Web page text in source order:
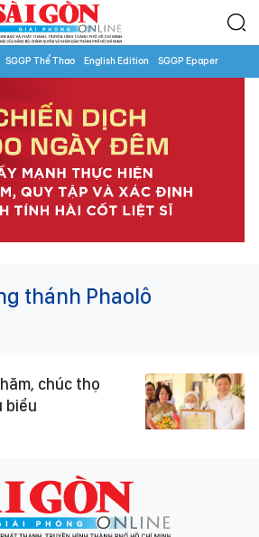
SGGP Thể Thao English Edition SGGP Epaper
thánh Phaolô
chúc thọ
biểu